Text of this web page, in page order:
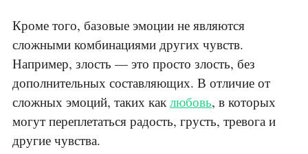
Кроме того, базовые эмоции не являются
сложными комбинациями других чувств.
Например, злость — это просто злость, без
дополнительных составляющих. В отличие от
сложных эмоций, таких каклюбовь, в которых
могут переплетаться радость, грусть, тревога и
другие чувства.